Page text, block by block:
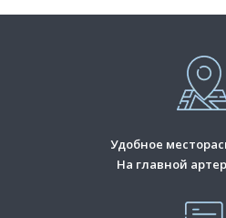
Удобное
На главной